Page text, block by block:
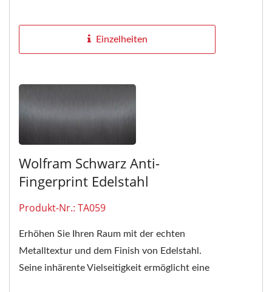
Einzelheiten
Wolfram Schwarz Anti-
Fingerprint Edelstahl
Produkt-Nr.: TA059
Erhöhen Sie Ihren Raum mit der echten
Metalltextur und dem Finish von Edelstahl.
Seine inhärente Vielseitigkeit ermöglicht eine